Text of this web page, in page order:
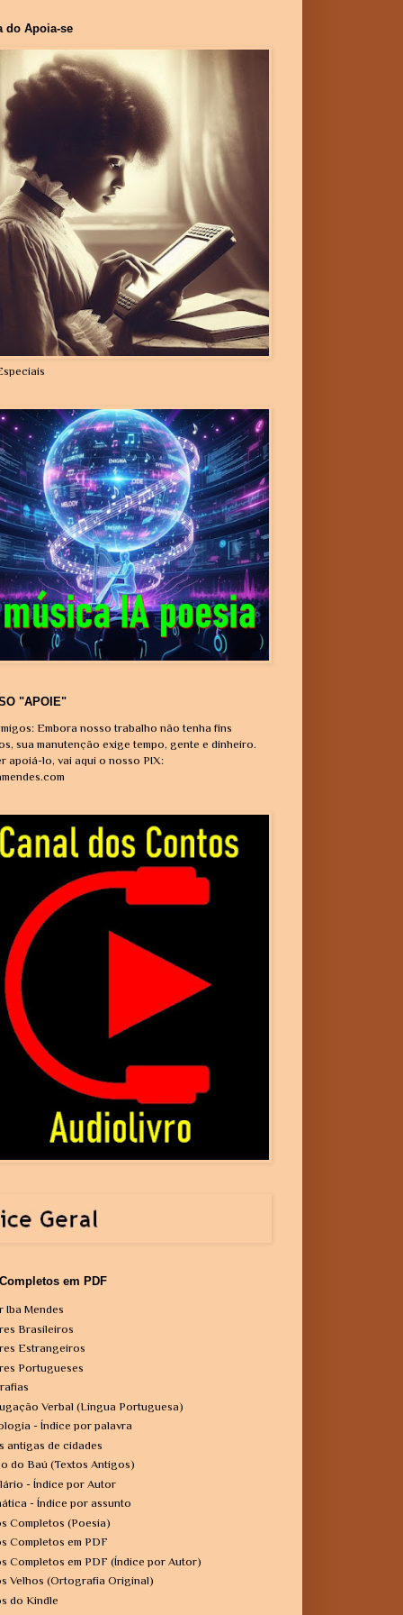
do Apoia-se
"APOIE"
Embora nosso trabalho não tenha fins
sua manutenção exige tempo, gente e dinheiro.
apoiá-lo, vai aqui o nosso PIX:
em PDF
Iba Mendes
Brasileiros
Estrangeiros
Portugueses
Verbal (Língua Portuguesa)
- Índice por palavra
antigas de cidades
do Baú (Textos Antigos)
- Índice por Autor
- Índice por assunto
Completos (Poesia)
Completos em PDF
Completos em PDF (Índice por Autor)
Velhos (Ortografia Original)
do Kindle